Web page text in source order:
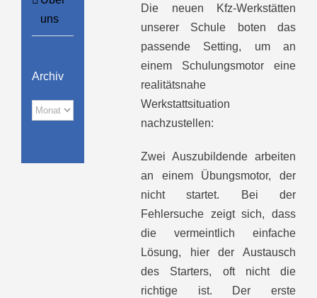
Die neuen Kfz-Werkstätten
unserer Schule boten das
passende Setting, um an
einem Schulungsmotor eine
realitätsnahe
Werkstattsituation
nachzustellen:
Zwei Auszubildende arbeiten
an einem Übungsmotor, der
nicht startet. Bei der
Fehlersuche zeigt sich, dass
die vermeintlich einfache
Lösung, hier der Austausch
des Starters, oft nicht die
richtige ist. Der erste
uns
Archiv
Archiv